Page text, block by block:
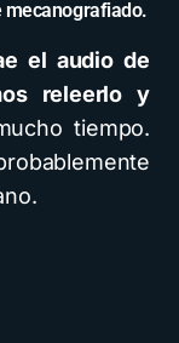
mecanografiado.
el audio de
releerlo y
tiempo.